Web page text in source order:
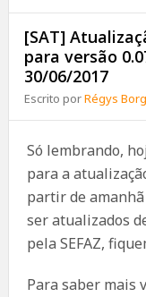
[SAT]
para versão
30/06/2017
Escrito porRégys
Só lembrando,
para a
partir de amanhã
ser atualizados
pela SEFAZ,
Para saber mais